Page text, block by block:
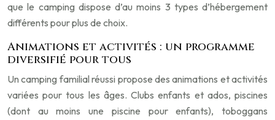
que le camping dispose d’au moins 3 types d’hébergement
différents pour plus de choix.
Animations et activités : un programme
diversifié pour tous
Un camping familial réussi propose des animations et activités
variées pour tous les âges. Clubs enfants et ados, piscines
(dont au moins une piscine pour enfants), toboggans